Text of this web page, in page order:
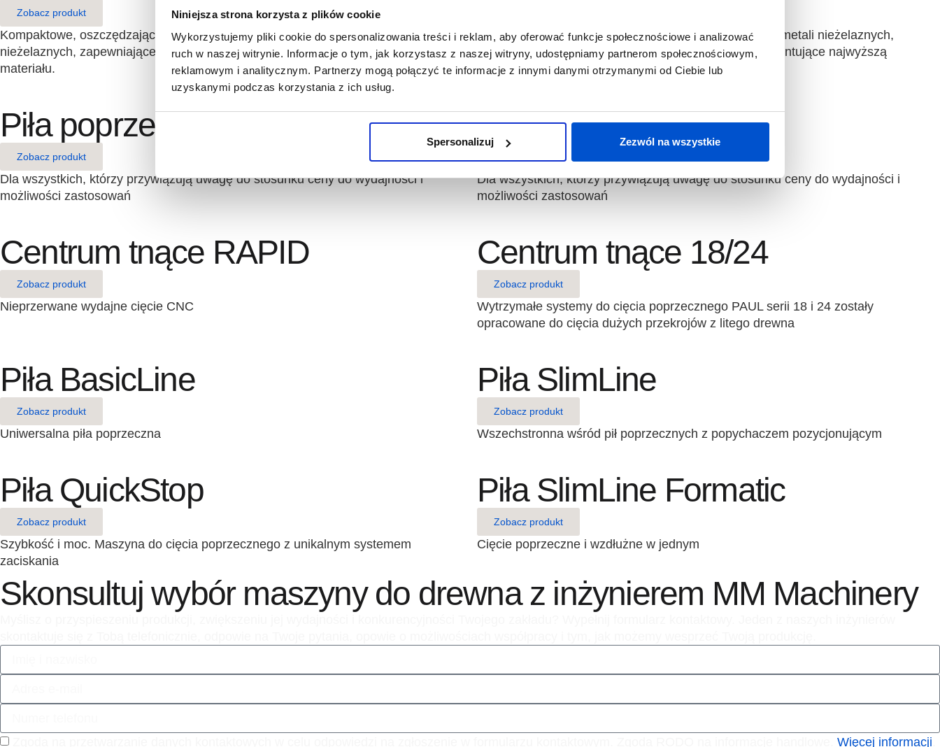
Niniejsza strona korzysta z plików cookie
Wykorzystujemy pliki cookie do spersonalizowania treści i reklam, aby oferować funkcje społecznościowe i analizować
ruch w naszej witrynie. Informacje o tym, jak korzystasz z naszej witryny, udostępniamy partnerom społecznościowym,
reklamowym i analitycznym. Partnerzy mogą połączyć te informacje z innymi danymi otrzymanymi od Ciebie lub
uzyskanymi podczas korzystania z ich usług.
Spersonalizuj Zezwól na wszystkie
Zobacz produkt
Kompaktowe, oszczędzające przestrzeń centrum optymalizujące do metali
nieżelaznych, zapewniające w pełni automatyczne cięcie i maksymalizację zysku z
materiału.
W pełni zautomatyzowane centrum optymalizujące do metali nieżelaznych,
wyposażone w system chłodzenia mgłą olejową, gwarantujące najwyższą
dokładność i minimalizację odpadów.
Piła poprzeczna C11
Zobacz produkt
Dla wszystkich, którzy przywiązują uwagę do stosunku ceny do wydajności i
możliwości zastosowań
Piła poprzeczna C14
Dla wszystkich, którzy przywiązują uwagę do stosunku ceny do wydajności i
możliwości zastosowań
Centrum tnące RAPID
Zobacz produkt
Nieprzerwane wydajne cięcie CNC
Centrum tnące 18/24
Zobacz produkt
Wytrzymałe systemy do cięcia poprzecznego PAUL serii 18 i 24 zostały
opracowane do cięcia dużych przekrojów z litego drewna
Piła BasicLine
Zobacz produkt
Uniwersalna piła poprzeczna
Piła SlimLine
Zobacz produkt
Wszechstronna wśród pił poprzecznych z popychaczem pozycjonującym
Piła QuickStop
Zobacz produkt
Szybkość i moc. Maszyna do cięcia poprzecznego z unikalnym systemem
zaciskania
Piła SlimLine Formatic
Zobacz produkt
Cięcie poprzeczne i wzdłużne w jednym
Skonsultuj wybór maszyny do drewna z inżynierem MM Machinery
Więcej informacji